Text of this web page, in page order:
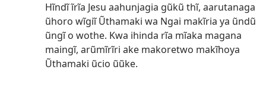
Hĩndĩ ĩrĩa Jesu aahunjagia gũkũ thĩ, aarutanaga
ũhoro wĩgiĩ Ũthamaki wa Ngai makĩria ya ũndũ
ũngĩ o wothe. Kwa ihinda rĩa mĩaka magana
maingĩ, arũmĩrĩri ake makoretwo makĩhoya
Ũthamaki ũcio ũũke.